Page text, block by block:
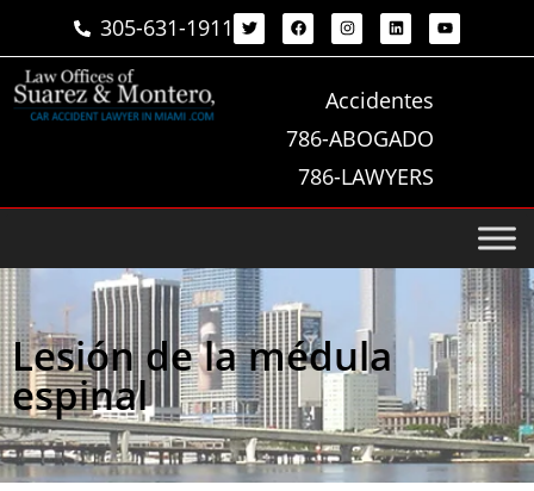
305-631-1911
Accidentes
786-ABOGADO
786-LAWYERS
Lesión de la médula
espinal